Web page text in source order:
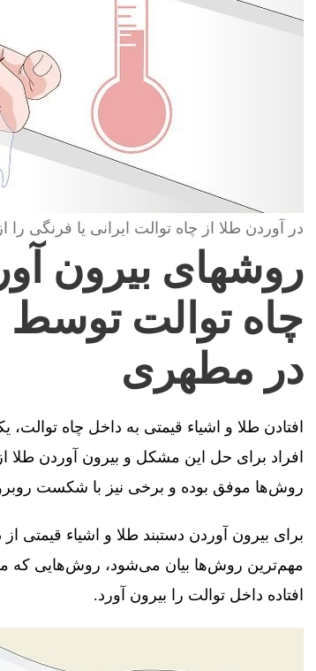
در آوردن طلا از چاه توالت ایرانی یا فرنگی را
روشهای بیرون
چاه توالت توسط
در مطهری
افتادن طلا و اشیاء قیمتی به داخل چاه
افراد برای حل این مشکل و بیرون آوردن طلا
روش‌ها موفق بوده و برخی نیز با شکست
برای بیرون آوردن دستبند طلا و اشیاء
مهم‌ترین روش‌ها بیان می‌شود، روش‌هایی که
افتاده داخل توالت را بیرون آورد.